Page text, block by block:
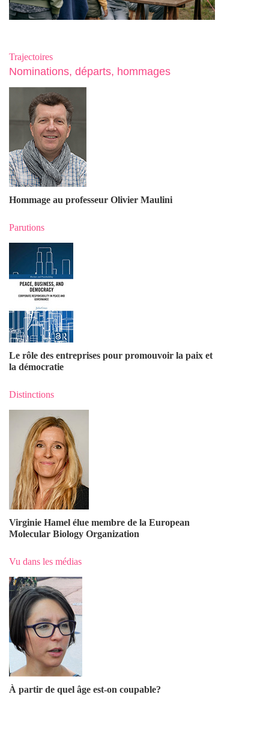
Trajectoires
Nominations, départs, hommages
Hommage au professeur Olivier Maulini
Parutions
Le rôle des entreprises pour promouvoir la paix et
la démocratie
Distinctions
Virginie Hamel élue membre de la European
Molecular Biology Organization
Vu dans les médias
À partir de quel âge est-on coupable?